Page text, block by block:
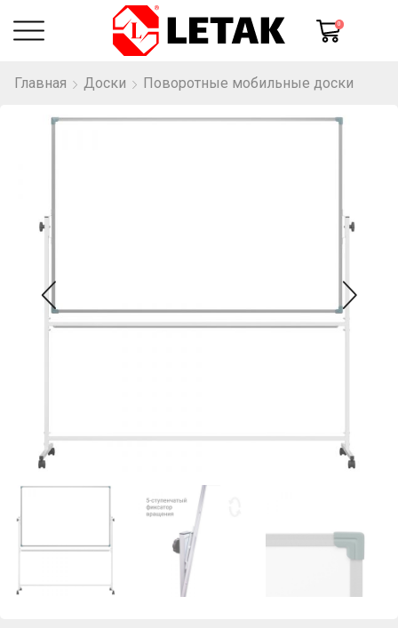
0
Главная Доски Поворотные мобильные доски